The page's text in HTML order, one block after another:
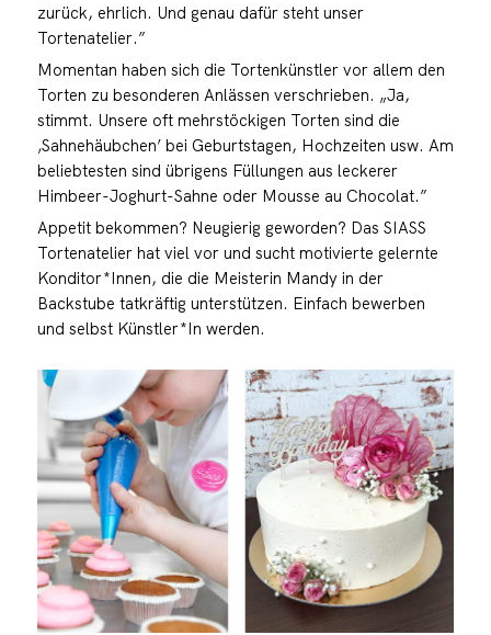
zurück, ehrlich. Und genau dafür steht unser
Tortenatelier.”
Momentan haben sich die Tortenkünstler vor allem den
Torten zu besonderen Anlässen verschrieben. „Ja,
stimmt. Unsere oft mehrstöckigen Torten sind die
‚Sahnehäubchen’ bei Geburtstagen, Hochzeiten usw. Am
beliebtesten sind übrigens Füllungen aus leckerer
Himbeer-Joghurt-Sahne oder Mousse au Chocolat.”
Appetit bekommen? Neugierig geworden? Das SIASS
Tortenatelier hat viel vor und sucht motivierte gelernte
Konditor*Innen, die die Meisterin Mandy in der
Backstube tatkräftig unterstützen. Einfach bewerben
und selbst Künstler*In werden.